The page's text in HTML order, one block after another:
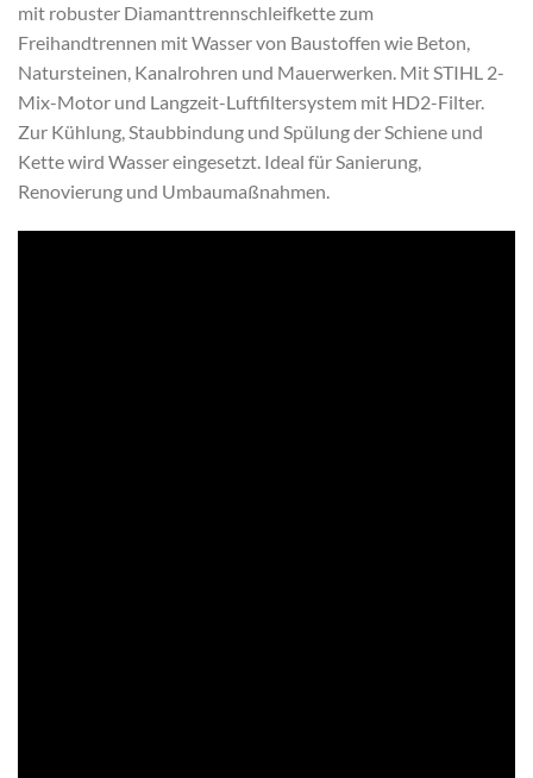
mit robuster Diamanttrennschleifkette zum
Freihandtrennen mit Wasser von Baustoffen wie Beton,
Natursteinen, Kanalrohren und Mauerwerken. Mit STIHL 2-
Mix-Motor und Langzeit-Luftfiltersystem mit HD2-Filter.
Zur Kühlung, Staubbindung und Spülung der Schiene und
Kette wird Wasser eingesetzt. Ideal für Sanierung,
Renovierung und Umbaumaßnahmen.